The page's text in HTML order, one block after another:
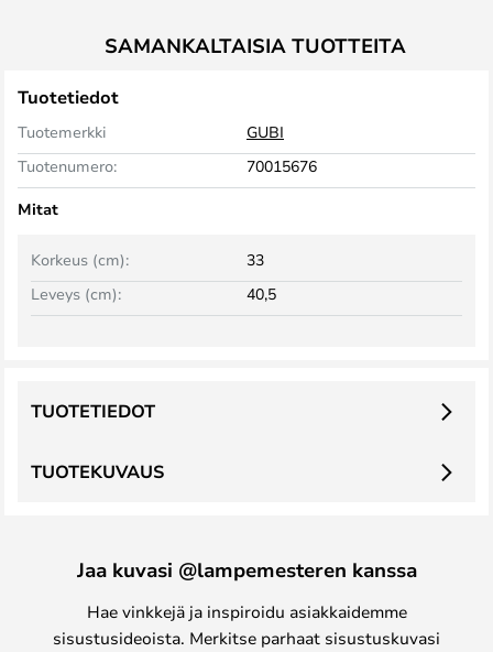
SAMANKALTAISIA TUOTTEITA
Tuotetiedot
Tuotemerkki
GUBI
Tuotenumero:
70015676
Mitat
Leveys (cm): 40,5
Korkeus (cm): 33
TUOTEKUVAUS
TUOTETIEDOT
Jaa kuvasi @lampemesteren kanssa
Hae vinkkejä ja inspiroidu asiakkaidemme
sisustusideoista. Merkitse parhaat sisustuskuvasi